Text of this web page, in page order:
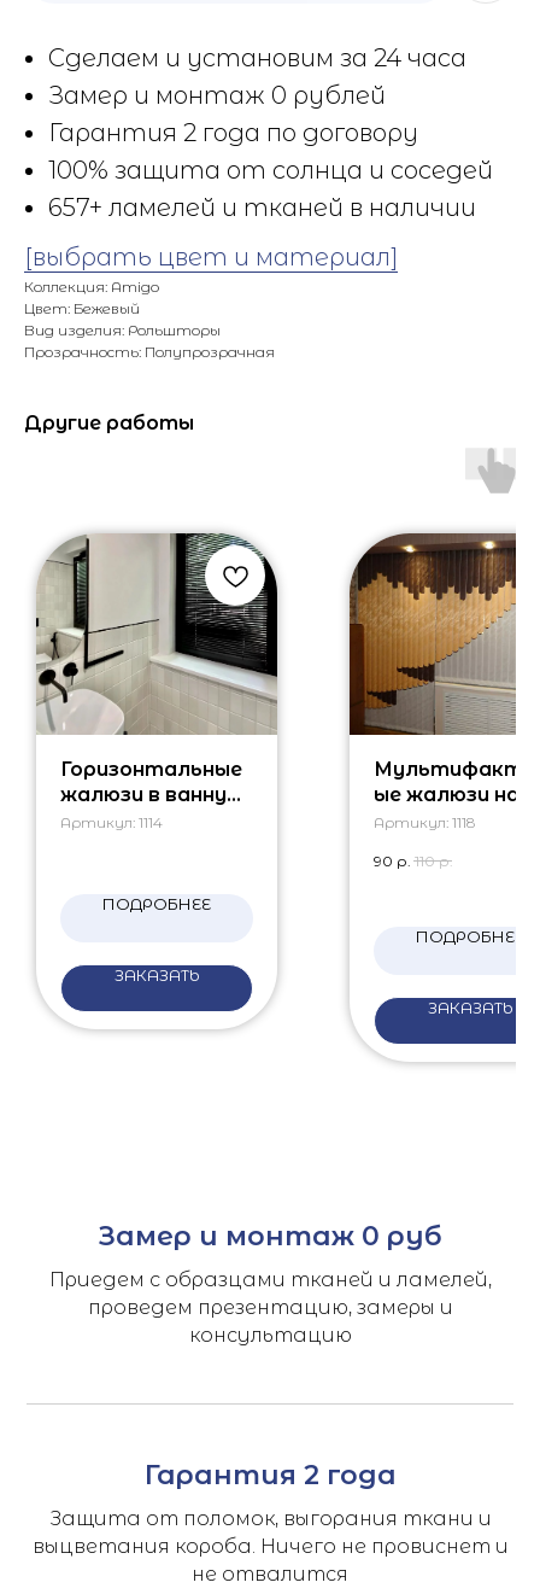
Сделаем и установим за 24 часа
Замер и монтаж 0 рублей
Гарантия 2 года по договору
100% защита от солнца и соседей
657+ ламелей и тканей в наличии
[выбрать цвет и материал]
Коллекция: Amigo
Цвет: Бежевый
Вид изделия: Рольшторы
Прозрачность: Полупрозрачная
Другие работы
Горизонтальные
жалюзи в ванную
комнату
Артикул: 1114
ПОДРОБНЕЕ
ЗАКАЗАТЬ
ые жалюзи на
окна
Артикул: 1118
90 р. 110 р.
ПОДРОБНЕЕ
ЗАКАЗАТЬ
Замер и монтаж 0 руб
Приедем с образцами тканей и ламелей,
проведем презентацию, замеры и
консультацию
Гарантия 2 года
Защита от поломок, выгорания ткани и
выцветания короба. Ничего не провиснет и
не отвалится